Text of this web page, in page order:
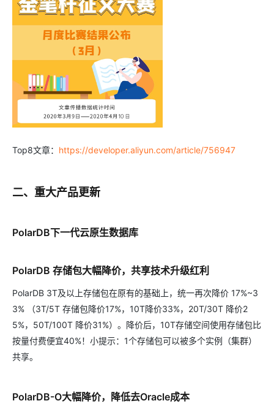
Top8文章： https://developer.aliyun.com/article/756947
二、重大产品更新
PolarDB下一代云原生数据库
PolarDB 存储包大幅降价，共享技术升级红利
PolarDB 3T及以上存储包在原有的基础上，统一再次降价 17%~3
3% （3T/5T 存储包降价17%，10T降价33%，20T/30T 降价2
5%，50T/100T 降价31%）。降价后，10T存储空间使用存储包比
按量付费便宜40%！小提示：1个存储包可以被多个实例（集群）
共享。
PolarDB-O大幅降价，降低去Oracle成本